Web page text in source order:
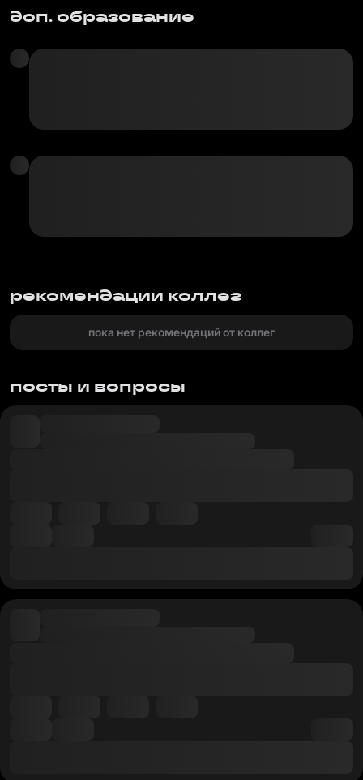
доп. образование
рекомендации коллег
пока нет рекомендаций от коллег
посты и вопросы